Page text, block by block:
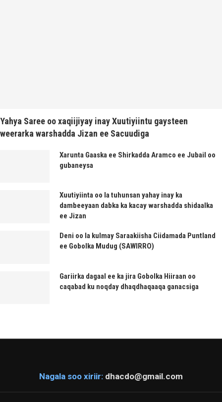
Yahya Saree oo xaqiijiyay inay Xuutiyiintu gaysteen
weerarka warshadda Jizan ee Sacuudiga
Xarunta Gaaska ee Shirkadda Aramco ee Jubail oo
gubaneysa
Xuutiyiinta oo la tuhunsan yahay inay ka
dambeeyaan dabka ka kacay warshadda shidaalka
ee Jizan
Deni oo la kulmay Saraakiisha Ciidamada Puntland
ee Gobolka Mudug (SAWIRRO)
Gariirka dagaal ee ka jira Gobolka Hiiraan oo
caqabad ku noqday dhaqdhaqaaqa ganacsiga
Nagala soo xiriir: dhacdo@gmail.com